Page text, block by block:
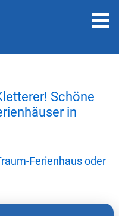
Schöne
in
Ferienhaus oder